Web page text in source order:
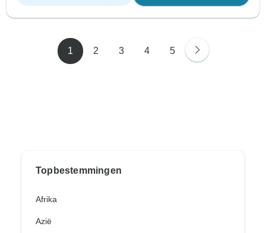
1 2 3 4 5
Topbestemmingen
Afrika
Azië